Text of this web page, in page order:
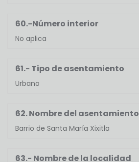
60.-Número interior
No aplica
61.- Tipo de asentamiento
Urbano
62. Nombre del asentamiento
Barrio de Santa María Xixitla
63.- Nombre de la localidad